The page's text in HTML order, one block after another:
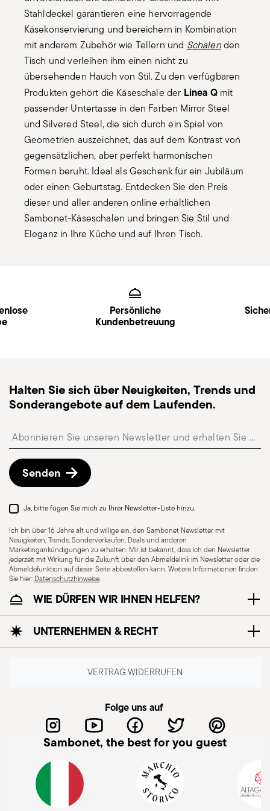
Stahldeckel garantieren eine hervorragende
Käsekonservierung und bereichern in Kombination
mit anderem Zubehör wie Tellern und Schalenden
Tisch und verleihen ihm einen nicht zu
übersehenden Hauch von Stil. Zu den verfügbaren
Produkten gehört die Käseschale der Linea Qmit
passender Untertasse in den Farben Mirror Steel
und Silvered Steel, die sich durch ein Spiel von
Geometrien auszeichnet, das auf dem Kontrast von
gegensätzlichen, aber perfekt harmonischen
Formen beruht. Ideal als Geschenk für ein Jubiläum
oder einen Geburtstag. Entdecken Sie den Preis
dieser und aller anderen online erhältlichen
Sambonet-Käseschalen und bringen Sie Stil und
Eleganz in Ihre Küche und auf Ihren Tisch.
Persönliche
Kundenbetreuung
Halten Sie sich über Neuigkeiten, Trends und
Sonderangebote auf dem Laufenden.
Senden
Ja, bitte fügen Sie mich zu Ihrer Newsletter-Liste hinzu.
Ich bin über 16 Jahre alt und willige ein, den Sambonet Newsletter mit
Neuigkeiten, Trends, Sonderverkäufen, Deals und anderen
Marketingankündigungen zu erhalten. Mir ist bekannt, dass ich den Newsletter
jederzeit mit Wirkung für die Zukunft über den Abmeldelink im Newsletter oder die
Abmeldefunktion auf dieser Seite abbestellen kann. Weitere Informationen finden
Sie hier: Datenschutzhinweise.
WIE DÜRFEN WIR IHNEN HELFEN?
UNTERNEHMEN & RECHT
VERTRAG WIDERRUFEN
Folge uns auf
Sambonet, the best for you guest